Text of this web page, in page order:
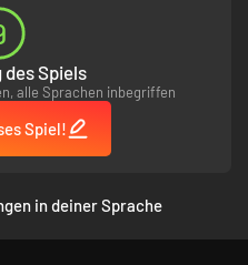
Mortal
X noch eine
auf dem PC
klicke bitte
folgenden
für jeden
Spiels
alle Sprachen inbegriffen
Spiel!
in deiner Sprache